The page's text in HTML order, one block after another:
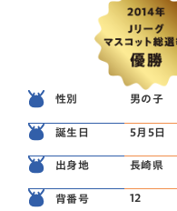
性別 男の子
誕生日 5月5日
出身地 長崎県
背番号 12